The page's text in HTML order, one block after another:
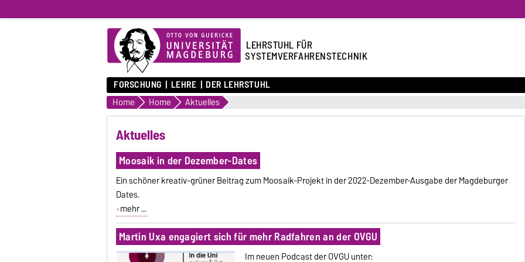
LEHRSTUHL FÜR
SYSTEMVERFAHRENSTECHNIK
FORSCHUNG LEHRE DER LEHRSTUHL
Home Home Aktuelles
Aktuelles
Moosaik in der Dezember-Dates
Ein schöner kreativ-grüner Beitrag zum Moosaik-Projekt in der 2022-Dezember-Ausgabe der Magdeburger
Dates.
mehr ...
Martin Uxa engagiert sich für mehr Radfahren an der OVGU
Im neuen Podcast der OVGU unter: